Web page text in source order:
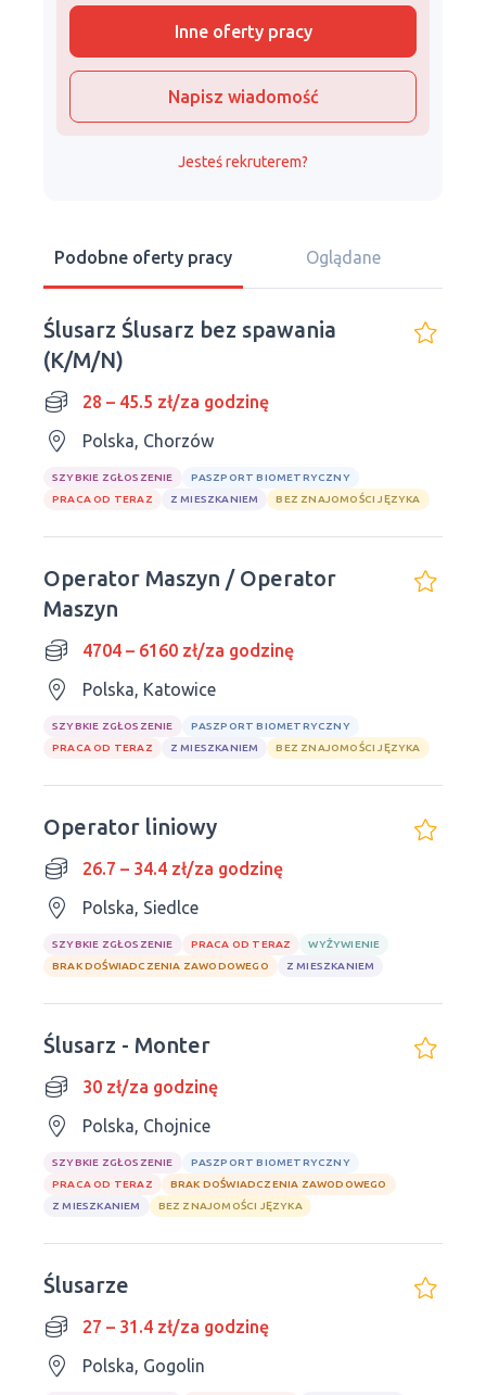
Inne oferty pracy
Napisz wiadomość
Jesteś rekruterem?
Podobne oferty pracy Oglądane
Ślusarz Ślusarz bez spawania
(K/M/N)
28 – 45.5 zł/za godzinę
Polska, Chorzów
SZYBKIE ZGŁOSZENIE
PASZPORT BIOMETRYCZNY
PRACA OD TERAZ
Z MIESZKANIEM BEZ ZNAJOMOŚCI JĘZYKA
Operator Maszyn / Operator
Maszyn
4704 – 6160 zł/za godzinę
Polska, Katowice
SZYBKIE ZGŁOSZENIE
PASZPORT BIOMETRYCZNY
PRACA OD TERAZ
Z MIESZKANIEM BEZ ZNAJOMOŚCI JĘZYKA
Operator liniowy
26.7 – 34.4 zł/za godzinę
Polska, Siedlce
SZYBKIE ZGŁOSZENIE PRACA OD TERAZ
WYŻYWIENIE
BRAK DOŚWIADCZENIA ZAWODOWEGO
Z MIESZKANIEM
Ślusarz - Monter
30 zł/za godzinę
Polska, Chojnice
SZYBKIE ZGŁOSZENIE
PASZPORT BIOMETRYCZNY
PRACA OD TERAZ
BRAK DOŚWIADCZENIA ZAWODOWEGO
Z MIESZKANIEM
BEZ ZNAJOMOŚCI JĘZYKA
Ślusarze
27 – 31.4 zł/za godzinę
Polska, Gogolin